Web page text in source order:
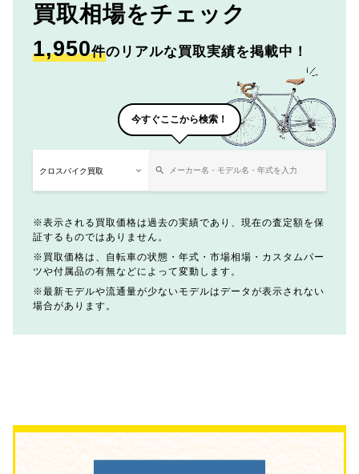
買取相場をチェック
1,950件のリアルな買取実績を掲載中！
今すぐここから検索！
表示される買取価格は過去の実績であり、現在の査定額を保
証するものではありません。
買取価格は、自転車の状態・年式・市場相場・カスタムパー
ツや付属品の有無などによって変動します。
最新モデルや流通量が少ないモデルはデータが表示されない
場合があります。